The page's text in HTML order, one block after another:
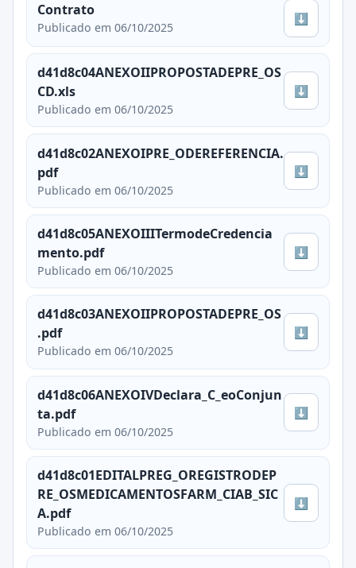
Contrato
Publicado em 06/10/2025
⬇
d41d8c04ANEXOIIPROPOSTADEPRE_OS
CD.xls
Publicado em 06/10/2025
⬇
d41d8c02ANEXOIPRE_ODEREFERENCIA.
pdf
Publicado em 06/10/2025
⬇
d41d8c05ANEXOIIITermodeCredencia
mento.pdf
Publicado em 06/10/2025
⬇
d41d8c03ANEXOIIPROPOSTADEPRE_OS
.pdf
Publicado em 06/10/2025
⬇
d41d8c06ANEXOIVDeclara_C_eoConjun
ta.pdf
Publicado em 06/10/2025
⬇
d41d8c01EDITALPREG_OREGISTRODEP
RE_OSMEDICAMENTOSFARM_CIAB_SIC
A.pdf
Publicado em 06/10/2025
⬇